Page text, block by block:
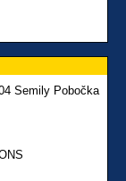
Semily Pobočka